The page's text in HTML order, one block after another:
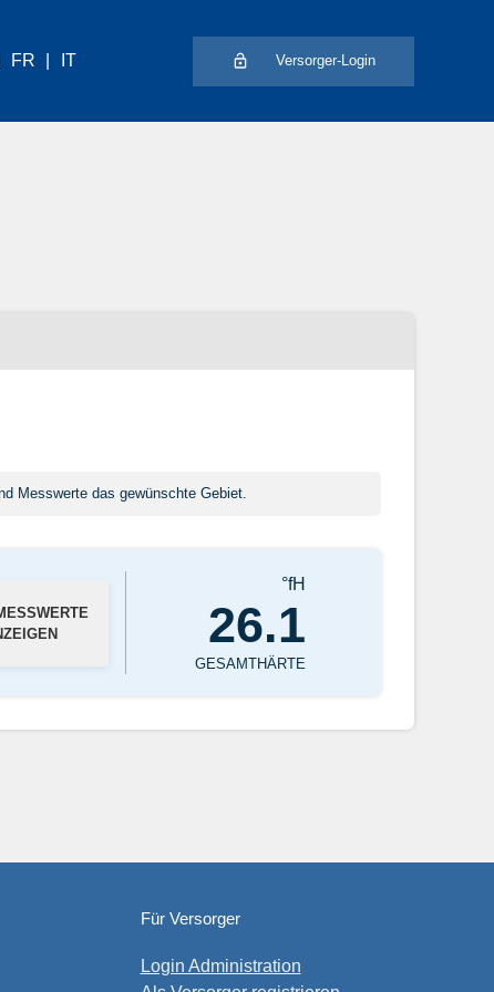
FR IT Versorger-Login
Messwerte das gewünschte Gebiet.
°fH
26.1
GESAMTHÄRTE
Für Versorger
Login Administration